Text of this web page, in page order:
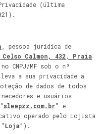
(última
, pessoa jurídica de
Celso Calmon, 432, Praia
CNPJ/MF sob o nº
a sua privacidade a
de dados de todos
e usuários
sleepzz.com.br” e
operado pelo Lojista
Loja”).